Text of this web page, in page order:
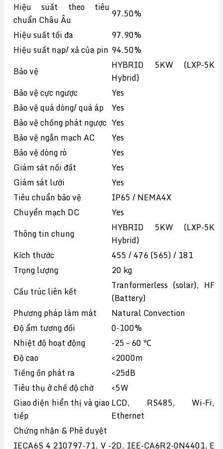
Hiệu suất theo tiêu
chuẩn Châu Âu
97.50%
Hiệu suất tối đa
97.90%
Hiệu suất nạp/ xả của pin 94.50%
Bảo vệ
HYBRID 5KW (LXP-5K
Hybrid)
Bảo vệ cực ngược
Yes
Bảo vệ quá dòng/ quá áp
Yes
Bảo vệ chống phát ngược Yes
Bảo vệ ngắn mạch AC
Yes
Bảo vệ dòng rò
Yes
Giám sát nối đất
Yes
Giám sát lưới
Yes
Tiêu chuẩn bảo vệ
IP65 / NEMA4X
Chuyển mạch DC
Yes
Thông tin chung
HYBRID 5KW (LXP-5K
Hybrid)
Kích thước
455 / 476 (565) / 181
Trọng lượng
20 kg
Cấu trúc liên kết
Tranformerless (solar), HF
(Battery)
Phương pháp làm mát
Natural Convection
Độ ẩm tương đối
0-100%
Nhiệt độ hoạt động
-25 – 60 ℃
Độ cao
<2000m
Tiếng ồn phát ra
<25dB
Tiêu thụ ở chế độ chờ
<5W
Giao diện hiển thị và giao
tiếp
LCD, RS485, Wi-Fi,
Ethernet
Chứng nhận & Phê duyệt
IECA6S 4 210797-71, V -2D, IEE-CA6R2-0N4401, E